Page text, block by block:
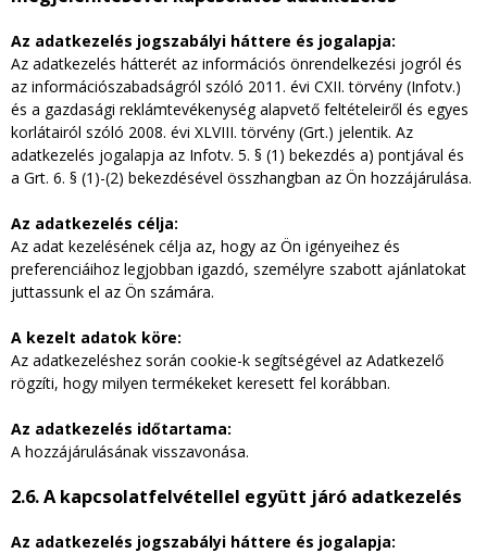
Az adatkezelés jogszabályi háttere és jogalapja:
Az adatkezelés hátterét az információs önrendelkezési jogról és
az információszabadságról szóló 2011. évi CXII. törvény (Infotv.)
és a gazdasági reklámtevékenység alapvető feltételeiről és egyes
korlátairól szóló 2008. évi XLVIII. törvény (Grt.) jelentik. Az
adatkezelés jogalapja az Infotv. 5. § (1) bekezdés a) pontjával és
a Grt. 6. § (1)-(2) bekezdésével összhangban az Ön hozzájárulása.
Az adatkezelés célja:
Az adat kezelésének célja az, hogy az Ön igényeihez és
preferenciáihoz legjobban igazdó, személyre szabott ajánlatokat
juttassunk el az Ön számára.
A kezelt adatok köre:
Az adatkezeléshez során cookie-k segítségével az Adatkezelő
rögzíti, hogy milyen termékeket keresett fel korábban.
Az adatkezelés időtartama:
A hozzájárulásának visszavonása.
2.6. A kapcsolatfelvétellel együtt járó adatkezelés
Az adatkezelés jogszabályi háttere és jogalapja: